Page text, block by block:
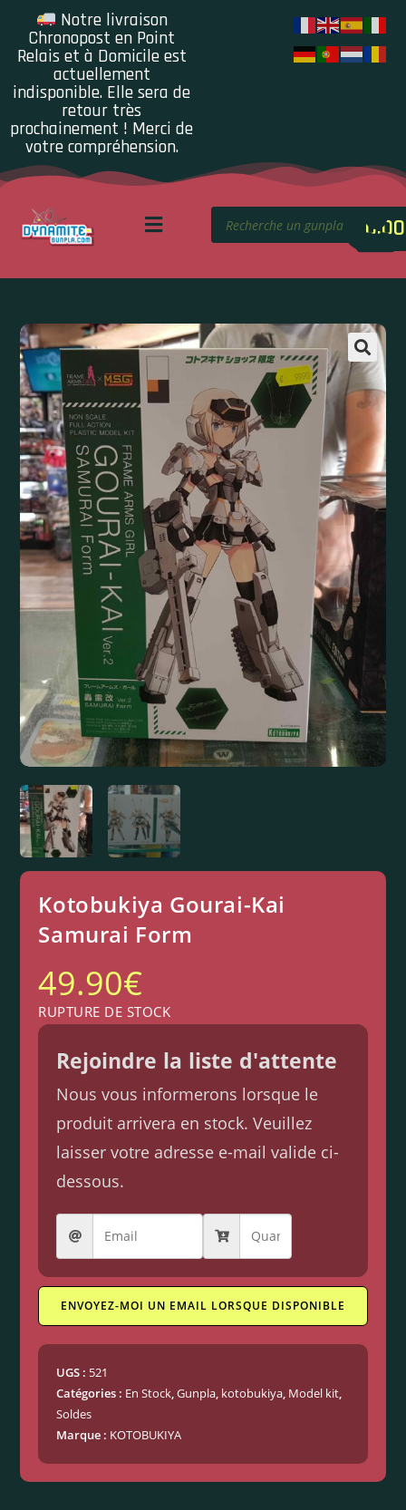
Notre livraison
Chronopost en Point
Relais et à Domicile est
actuellement
indisponible. Elle sera de
retour très
prochainement ! Merci de
votre compréhension.
0.00
Kotobukiya Gourai-Kai
Samurai Form
49.90€
RUPTURE DE STOCK
Rejoindre la liste d'attente
Nous vous informerons lorsque le
produit arrivera en stock. Veuillez
laisser votre adresse e-mail valide ci-
dessous.
ENVOYEZ-MOI UN EMAIL LORSQUE DISPONIBLE
UGS : 521
Catégories : En Stock ,Gunpla kotobukiya Model kit
Soldes
Marque : KOTOBUKIYA